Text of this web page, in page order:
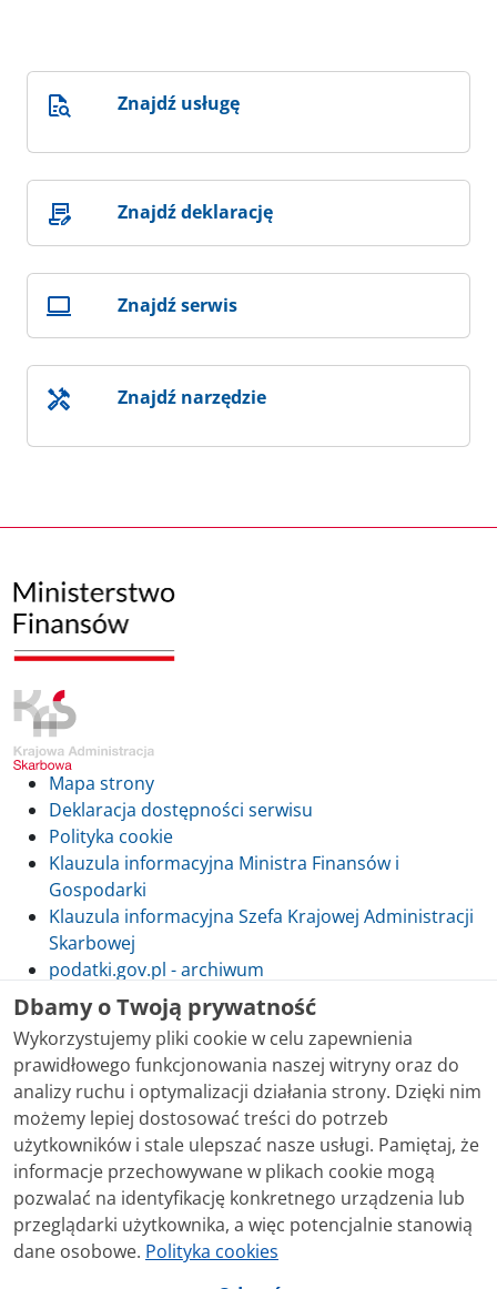
Znajdź usługę
Znajdź deklarację
Znajdź serwis
Znajdź narzędzie
Mapa strony
Deklaracja dostępności serwisu
Polityka cookie
Klauzula informacyjna Ministra Finansów i
Gospodarki
Klauzula informacyjna Szefa Krajowej Administracji
Skarbowej
podatki.gov.pl - archiwum
Skontaktuj się z nami
Treści zamieszczone w serwisie udostępniamy
bezpłatnie. Korzystanie z treści opublikowanych w
serwisie podatki.gov.pl, niezależnie od celu i sposobu
korzystania, nie wymaga zgody Ministerstwa Finansów.
Treści znaczone w serwisie jako treści będące
przedmiotem praw autorskich, o ile nie jest to
Dbamy o Twoją prywatność
Wykorzystujemy pliki cookie w celu zapewnienia
prawidłowego funkcjonowania naszej witryny oraz do
analizy ruchu i optymalizacji działania strony. Dzięki nim
możemy lepiej dostosować treści do potrzeb
użytkowników i stale ulepszać nasze usługi. Pamiętaj, że
informacje przechowywane w plikach cookie mogą
pozwalać na identyfikację konkretnego urządzenia lub
przeglądarki użytkownika, a więc potencjalnie stanowią
dane osobowe. Polityka cookies